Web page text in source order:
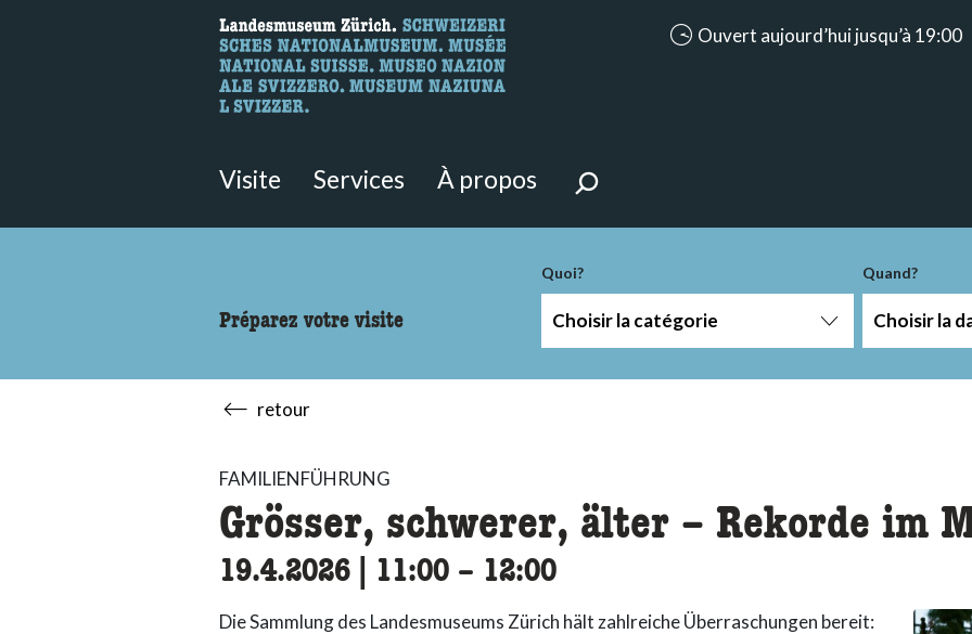
Ici, vous pouvez rechercher le contenu de la page.
accessibility.aria.opening_hours:
Ouvert aujourd’hui jusqu’à 19:00
Visite Services À propos
Préparez votre visite
Quoi?
Choisir la catégorie
Quand?
Choisir la
retour
FAMILIENFÜHRUNG
Grösser, schwerer, älter – Rekorde im
19.4.2026 11:00 accessibility.time_to
– 12:00
Die Sammlung des Landesmuseums Zürich hält zahlreiche Überraschungen bereit: